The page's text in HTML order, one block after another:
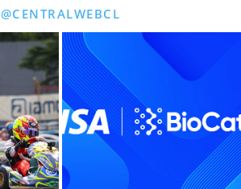
@CENTRALWEBCL